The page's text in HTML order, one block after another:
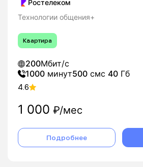
Ростелеком
Технологии общения+
Квартира
200Мбит/с
1000 минут500 смс 40 Гб
4.6
1 000 ₽/мес
Подробнее